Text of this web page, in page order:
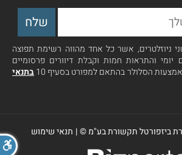
ניוזלטרים, אשר כל אחד מהווה רשימת תפוצה
יומי והתראות חמות וקבלת דיוורים פרסומיים
הסלולר בהתאם למפורט בסעיף 10
בתנאי
ביזפורטל תקשורת בע"מ ©| תנאי שימוש